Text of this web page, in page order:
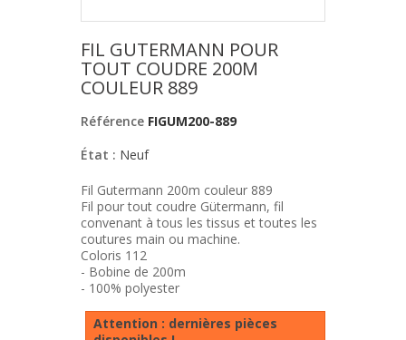
FIL GUTERMANN POUR
TOUT COUDRE 200M
COULEUR 889
Référence FIGUM200-889
État : Neuf
Fil Gutermann 200m couleur 889
Fil pour tout coudre Gütermann, fil
convenant à tous les tissus et toutes les
coutures main ou machine.
Coloris 112
- Bobine de 200m
- 100% polyester
Attention : dernières pièces